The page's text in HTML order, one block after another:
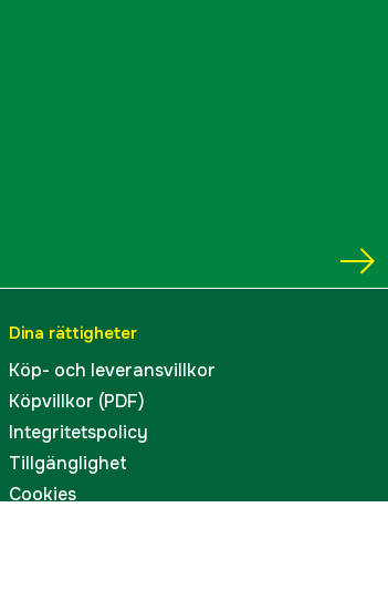
Dina rättigheter
Köp- och leveransvillkor
Köpvillkor (PDF)
Integritetspolicy
Tillgänglighet
Cookies